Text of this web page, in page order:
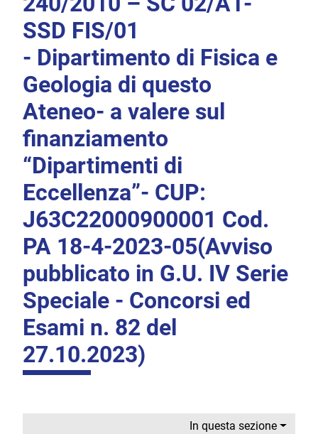
SSD FIS/01
- Dipartimento di Fisica e
Geologia di questo
Ateneo- a valere sul
finanziamento
“Dipartimenti di
Eccellenza”- CUP:
J63C22000900001 Cod.
PA 18-4-2023-05(Avviso
pubblicato in G.U. IV Serie
Speciale - Concorsi ed
Esami n. 82 del
27.10.2023)
In questa sezione